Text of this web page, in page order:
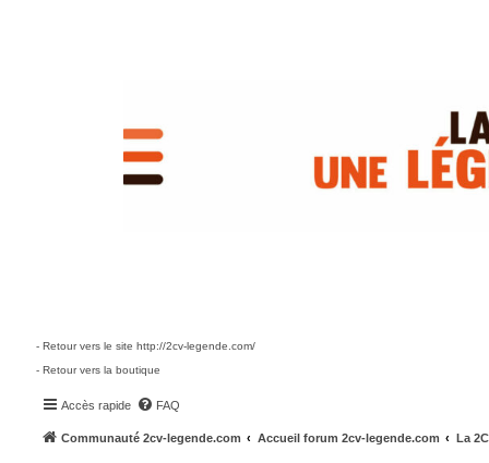
- Retour vers le site http://2cv-legende.com/
- Retour vers la boutique
Accès rapide FAQ
Communauté 2cv-legende.com Accueil forum 2cv-legende.com La